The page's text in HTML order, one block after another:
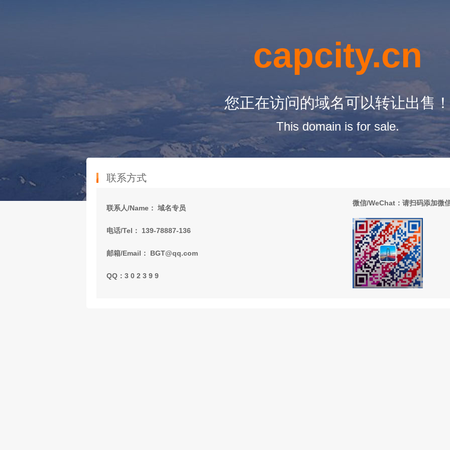
capcity.cn
您正在访问的域名可以转让出售！
This domain is for sale.
联系方式
联系人/Name： 域名专员
电话/Tel： 139-78887-136
邮箱/Email： BGT@qq.com
QQ：3 0 2 3 9 9
微信/WeChat：请扫码添加微